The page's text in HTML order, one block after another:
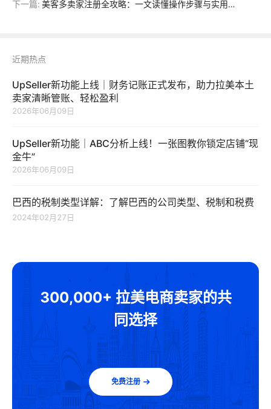
下一篇: 美客多卖家注册全攻略：一文读懂操作步骤与实用技巧
近期热点
UpSeller新功能上线｜财务记账正式发布，助力拉美本土
卖家清晰管账、轻松盈利
2026年06月09日
UpSeller新功能｜ABC分析上线！一张图教你锁定店铺“现
金牛”
2026年06月09日
巴西的税制类型详解：了解巴西的公司类型、税制和税费
2024年02月27日
300,000+ 拉美电商卖家的共
同选择
免费注册